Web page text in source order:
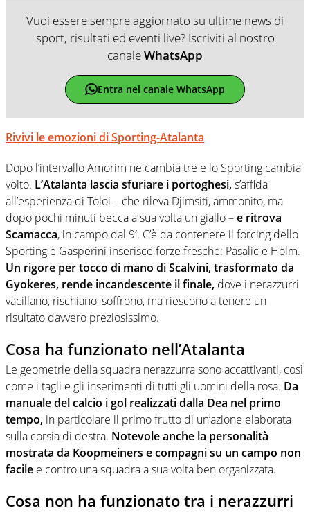
Vuoi essere sempre aggiornato su ultime news di
sport, risultati ed eventi live? Iscriviti al nostro
canaleWhatsApp
Entra nel canale WhatsApp
Rivivi le emozioni di Sporting-Atalanta
Dopo l’intervallo Amorim ne cambia tre e lo Sporting cambia
volto. L’Atalanta lascia sfuriare i portoghesi,s’affida
all’esperienza di Toloi – che rileva Djimsiti, ammonito, ma
dopo pochi minuti becca a sua volta un giallo –e ritrova
Scamacca, in campo dal 9′. C’è da contenere il forcing dello
Sporting e Gasperini inserisce forze fresche: Pasalic e Holm.
Un rigore per tocco di mano di Scalvini, trasformato da
Gyokeres, rende incandescente il finale, dove i nerazzurri
vacillano, rischiano, soffrono, ma riescono a tenere un
risultato davvero preziosissimo.
Cosa ha funzionato nell’Atalanta
Le geometrie della squadra nerazzurra sono accattivanti, così
come i tagli e gli inserimenti di tutti gli uomini della rosa. Da
manuale del calcio i gol realizzati dalla Dea nel primo
tempo, in particolare il primo frutto di un’azione elaborata
sulla corsia di destra. Notevole anche la personalità
mostrata da Koopmeiners e compagni su un campo non
facile e contro una squadra a sua volta ben organizzata.
Cosa non ha funzionato tra i nerazzurri